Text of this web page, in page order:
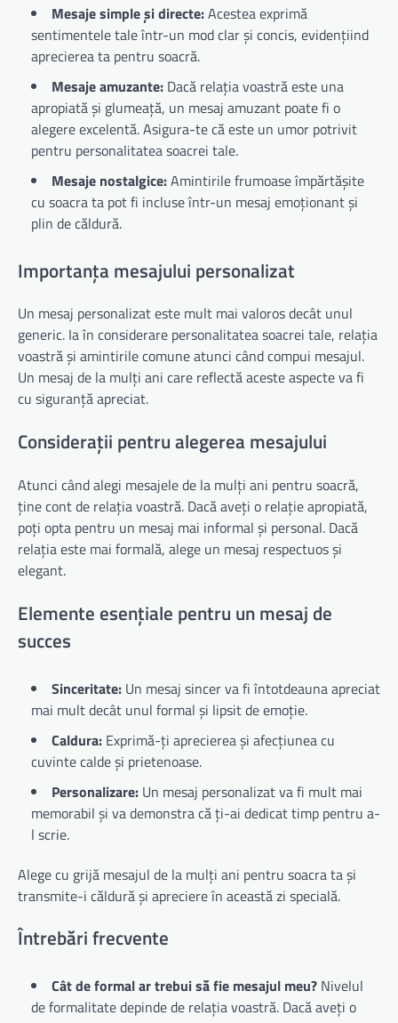
Mesaje simple și directe:Acestea exprimă
sentimentele tale într-un mod clar și concis, evidențiind
aprecierea ta pentru soacră.
Mesaje amuzante: Dacă relația voastră este una
apropiată și glumeață, un mesaj amuzant poate fi o
alegere excelentă. Asigura-te că este un umor potrivit
pentru personalitatea soacrei tale.
Mesaje nostalgice:Amintirile frumoase împărtășite
cu soacra ta pot fi incluse într-un mesaj emoționant și
plin de căldură.
Importanța mesajului personalizat
Un mesaj personalizat este mult mai valoros decât unul
generic. Ia în considerare personalitatea soacrei tale, relația
voastră și amintirile comune atunci când compui mesajul.
Un mesaj de la mulți ani care reflectă aceste aspecte va fi
cu siguranță apreciat.
Considerații pentru alegerea mesajului
Atunci când alegi mesajele de la mulți ani pentru soacră,
ține cont de relația voastră. Dacă aveți o relație apropiată,
poți opta pentru un mesaj mai informal și personal. Dacă
relația este mai formală, alege un mesaj respectuos și
elegant.
Elemente esențiale pentru un mesaj de
succes
Sinceritate: Un mesaj sincer va fi întotdeauna apreciat
mai mult decât unul formal și lipsit de emoție.
Caldura: Exprimă-ți aprecierea și afecțiunea cu
cuvinte calde și prietenoase.
Personalizare: Un mesaj personalizat va fi mult mai
memorabil și va demonstra că ți-ai dedicat timp pentru a-
l scrie.
Alege cu grijă mesajul de la mulți ani pentru soacra ta și
transmite-i căldură și apreciere în această zi specială.
Întrebări frecvente
Cât de formal ar trebui să fie mesajul meu? Nivelul
de formalitate depinde de relația voastră. Dacă aveți o